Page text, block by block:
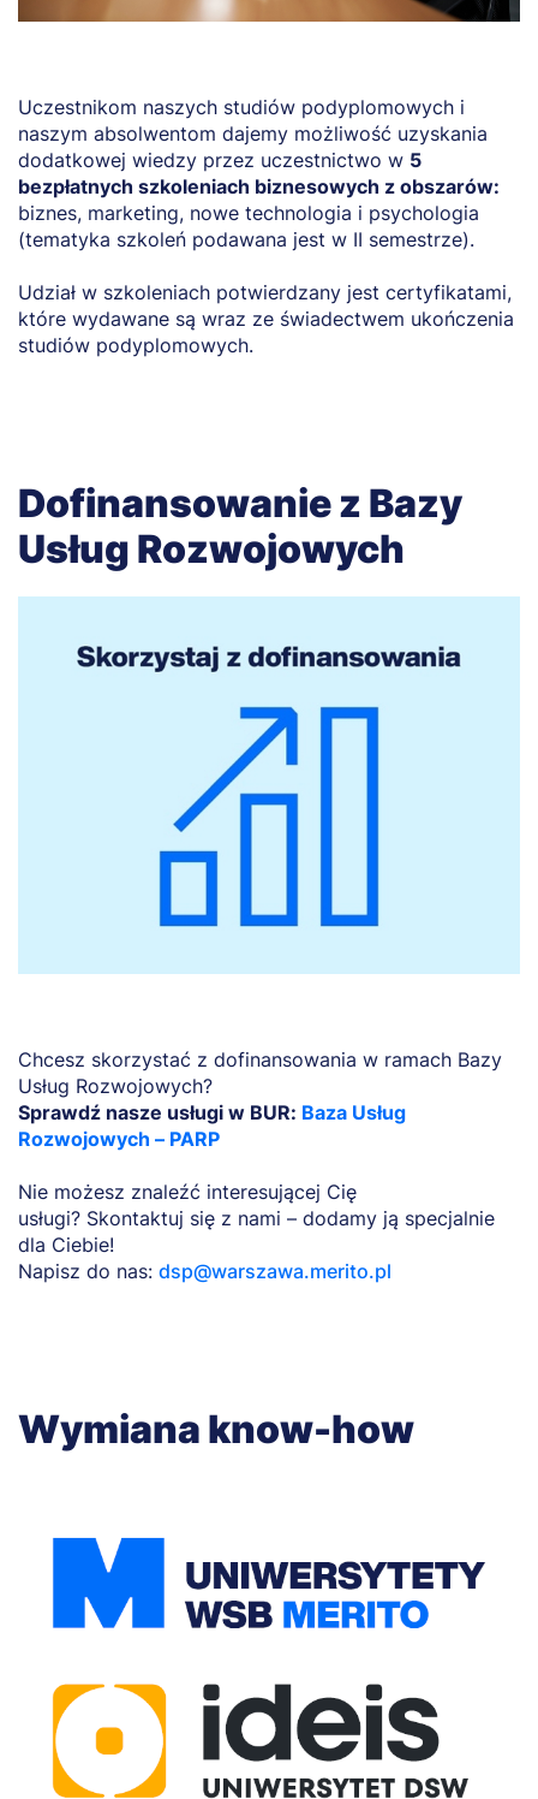
Uczestnikom naszych studiów podyplomowych i
naszym absolwentom dajemy możliwość uzyskania
dodatkowej wiedzy przez uczestnictwo w 5
bezpłatnych szkoleniach biznesowych z obszarów:
biznes, marketing, nowe technologia i psychologia
(tematyka szkoleń podawana jest w II semestrze).
Udział w szkoleniach potwierdzany jest certyfikatami,
które wydawane są wraz ze świadectwem ukończenia
studiów podyplomowych.
Dofinansowanie z Bazy
Usług Rozwojowych
Chcesz skorzystać z dofinansowania w ramach Bazy
Usług Rozwojowych?
Sprawdź nasze usługi w BUR: Baza Usług
Rozwojowych – PARP
Nie możesz znaleźć interesującej Cię
usługi? Skontaktuj się z nami – dodamy ją specjalnie
dla Ciebie!
Napisz do nas: dsp@warszawa.merito.pl
Wymiana know-how